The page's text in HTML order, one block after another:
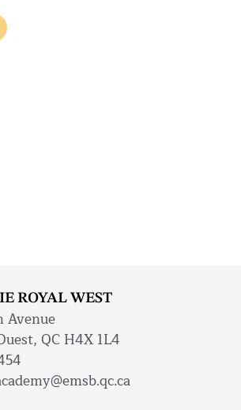
ROYAL WEST
Avenue
QC H4X 1L4